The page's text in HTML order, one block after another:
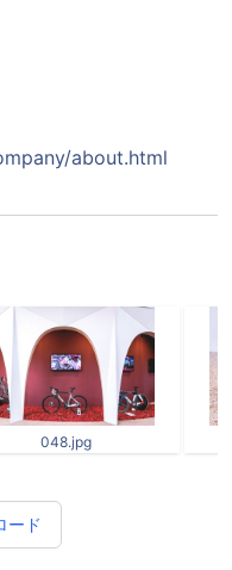
about.html
048.jpg
ード